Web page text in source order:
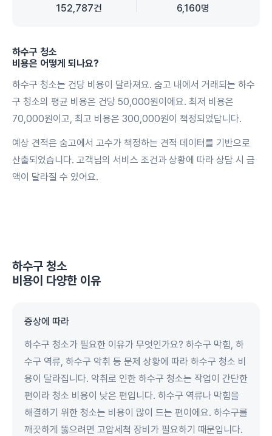
152,787건 6,160명
하수구 청소
비용은 어떻게 되나요?
하수구 청소는 건당 비용이 달라져요. 숨고 내에서 거래되는 하수
구 청소의 평균 비용은 건당 50,000원이에요. 최저 비용은
70,000원이고, 최고 비용은 300,000원이 책정되었답니다.
예상 견적은 숨고에서 고수가 책정하는 견적 데이터를 기반으로
산출되었습니다. 고객님의 서비스 조건과 상황에 따라 상담 시 금
액이 달라질 수 있어요.
하수구 청소
비용이 다양한 이유
증상에 따라
하수구 청소가 필요한 이유가 무엇인가요? 하수구 막힘, 하
수구 역류, 하수구 악취 등 문제 상황에 따라 하수구 청소 비
용이 달라집니다. 악취로 인한 하수구 청소는 작업이 간단한
편이라 청소 비용이 낮은 편입니다. 하수구 역류나 막힘을
해결하기 위한 청소는 비용이 많이 드는 편이에요. 하수구를
깨끗하게 뚫으려면 고압세척 장비가 필요하기 때문입니다.